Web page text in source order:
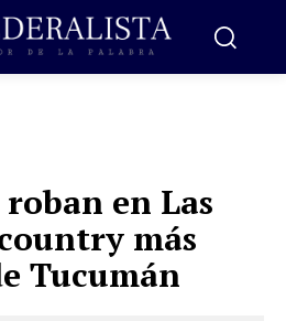
en Las
más
Tucumán